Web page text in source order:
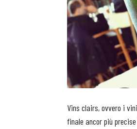
Vins clairs, ovvero i
finale ancor più